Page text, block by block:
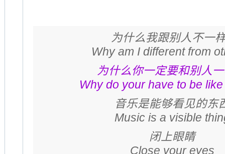
为什么我跟别人不一
Why am I different from
为什么你一定要和别人
Why do your have to be
音乐是能够看见的东
Music is a visible
闭上眼睛
Close your eyes